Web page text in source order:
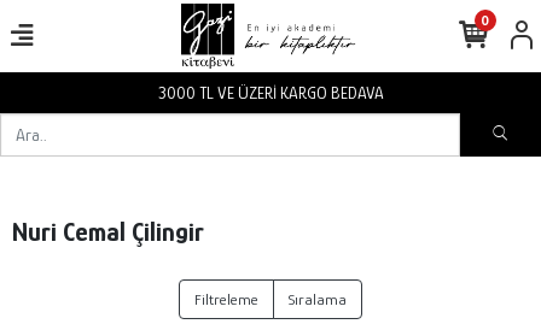
3000 TL VE ÜZERİ KARGO BEDAVA
0
Nuri Cemal Çilingir
Filtreleme Sıralama